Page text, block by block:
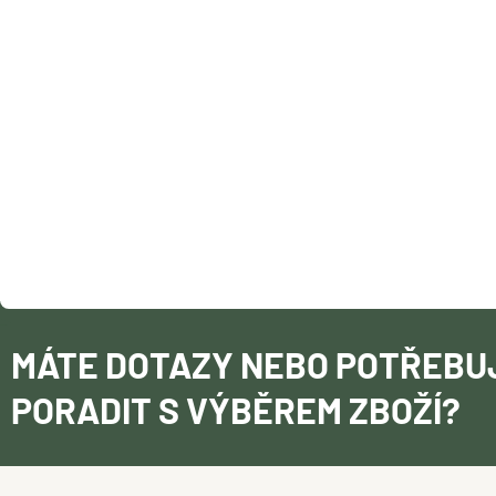
MÁTE DOTAZY NEBO
PORADIT S VÝBĚREM ZBOŽÍ?